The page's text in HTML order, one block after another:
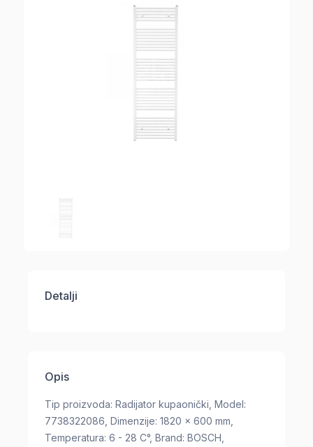
Detalji
Opis
Tip proizvoda: Radijator kupaonički, Model:
7738322086, Dimenzije: 1820 x 600 mm,
Temperatura: 6 - 28 C°, Brand: BOSCH,